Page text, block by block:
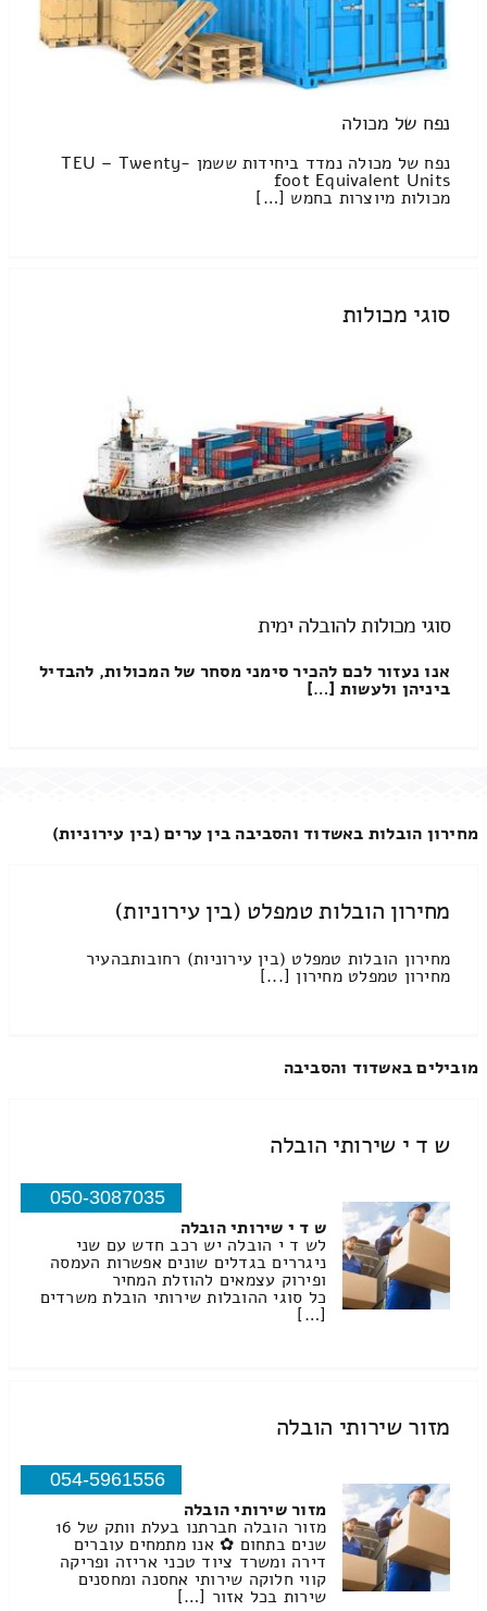
נפח של מכולה
נפח של מכולה נמדד ביחידות ששמן TEU – Twenty-
foot Equivalent Units
מכולות מיוצרות בחמש […]
סוגי מכולות
סוגי מכולות להובלה ימית
אנו נעזור לכם להכיר סימני מסחר של המכולות, להבדיל
ביניהן ולעשות […]
מחירון הובלות באשדוד והסביבה בין ערים (בין עירוניות)
מחירון הובלות טמפלט (בין עירוניות)
מחירון הובלות טמפלט (בין עירוניות) רחובותבהעיר
מחירון טמפלט מחירון [...]
מובילים באשדוד והסביבה
ש ד י שירותי הובלה
050-3087035
ש ד י שירותי הובלה
לש ד י הובלה יש רכב חדש עם שני
ניגררים בגדלים שונים אפשרות העמסה
ופירוק עצמאים להוזלת המחיר
כל סוגי ההובלות שירותי הובלת משרדים
[…]
מזור שירותי הובלה
054-5961556
מזור שירותי הובלה
מזור הובלה חברתנו בעלת וותק של 16
שנים בתחום ✿ אנו מתמחים עוברים
דירה ומשרד ציוד טכני אריזה ופריקה
קווי חלוקה שירותי אחסנה ומחסנים
שירות בכל אזור […]